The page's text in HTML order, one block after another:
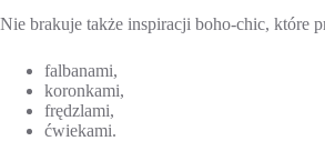
Nie brakuje także inspiracji boho-chic, które
falbanami,
koronkami,
frędzlami,
ćwiekami.